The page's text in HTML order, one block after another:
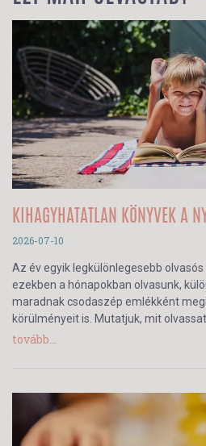
KIHAGYHATATLAN KÖNYVEK A
2026-07-10
Az év egyik legkülönlegesebb
ezekben a hónapokban olvasunk,
maradnak csodaszép emlékként
körülményeit is. Mutatjuk, mit
tovább...